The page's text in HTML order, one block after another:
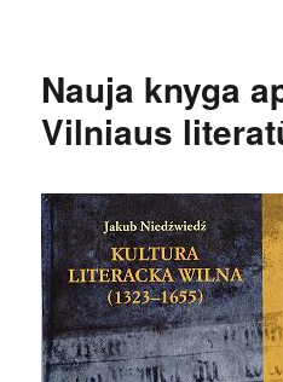
Nauja knyga
Vilniaus